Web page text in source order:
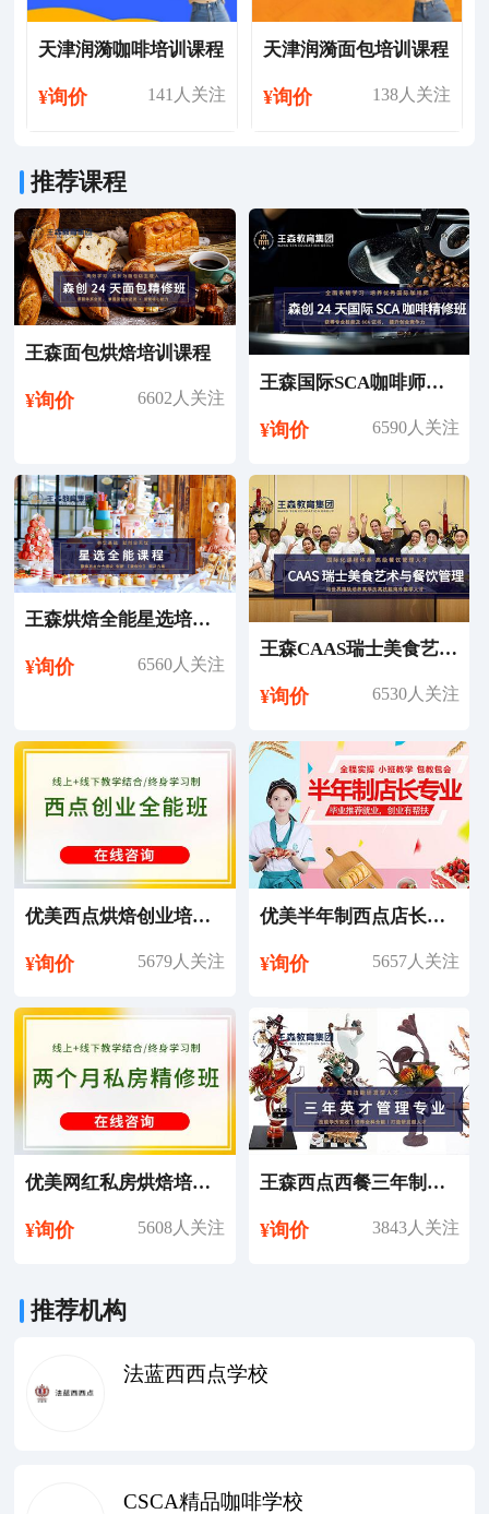
天津润漪咖啡培训课程
¥询价 141人关注
天津润漪面包培训课程
¥询价 138人关注
推荐课程
王森面包烘焙培训课程
¥询价 6602人关注
王森国际SCA咖啡师考证培训课程
¥询价 6590人关注
王森烘焙全能星选培训课程
¥询价 6560人关注
王森CAAS瑞士美食艺术与餐饮管理专业留学
¥询价 6530人关注
优美西点烘焙创业培训课程
¥询价 5679人关注
优美半年制西点店长培训课程
¥询价 5657人关注
优美网红私房烘焙培训课程
¥询价 5608人关注
王森西点西餐三年制英才管理专业培训课程
¥询价 3843人关注
推荐机构
法蓝西西点学校
CSCA精品咖啡学校